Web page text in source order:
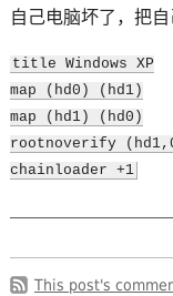
自己电脑坏了，把
title Windows XP
map (hd0) (hd1)
map (hd1) (hd0)
rootnoverify
chainloader +1
This post's